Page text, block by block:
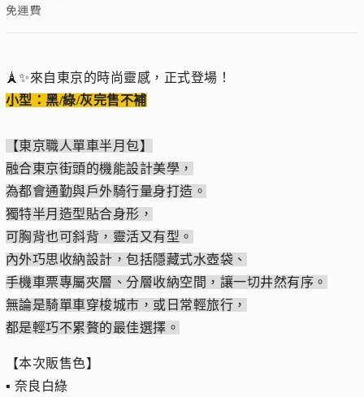
免運費
🗼✨來自東京的時尚靈感，正式登場！
小型：黑/綠/灰完售不補
【東京職人單車半月包】
融合東京街頭的機能設計美學，
為都會通勤與戶外騎行量身打造。
獨特半月造型貼合身形，
可胸背也可斜背，靈活又有型。
內外巧思收納設計，包括隱藏式水壺袋、
手機車票專屬夾層、分層收納空間，讓一切井然有序。
無論是騎單車穿梭城市，或日常輕旅行，
都是輕巧不累贅的最佳選擇。
【本次販售色】
▪︎ 奈良白綠